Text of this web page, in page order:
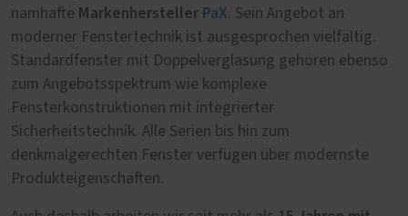
namhafte Markenhersteller PaX. Sein Angebot an
moderner Fenstertechnik ist ausgesprochen vielfältig.
Standardfenster mit Doppelverglasung gehören ebenso
zum Angebotsspektrum wie komplexe
Fensterkonstruktionen mit integrierter
Sicherheitstechnik. Alle Serien bis hin zum
denkmalgerechten Fenster verfügen über modernste
Produkteigenschaften.